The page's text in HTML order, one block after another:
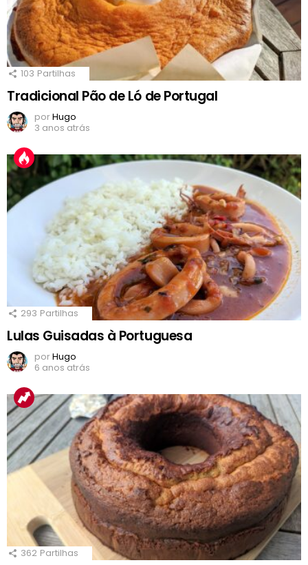
103 Partilhas
Tradicional Pão de Ló de Portugal
porHugo
3 anos atrás
293 Partilhas
Lulas Guisadas à Portuguesa
porHugo
6 anos atrás
362 Partilhas